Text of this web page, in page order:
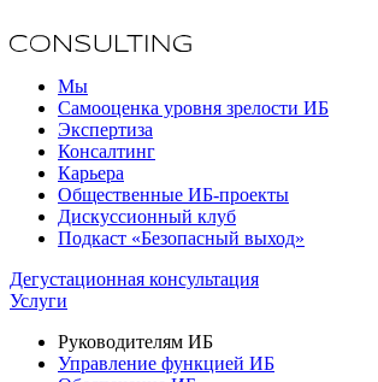
Мы
Самооценка уровня зрелости ИБ
Экспертиза
Консалтинг
Карьера
Общественные ИБ-проекты
Дискуссионный клуб
Подкаст «Безопасный выход»
Дегустационная консультация
Услуги
Руководителям ИБ
Управление функцией ИБ